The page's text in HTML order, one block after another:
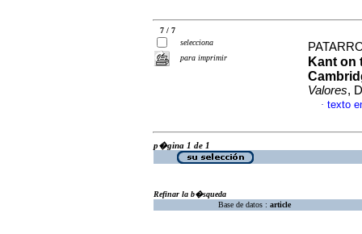
7 / 7
selecciona
para imprimir
Kant on
Valores,
· texto
p�gina 1 de 1
Refinar la b�squeda
Base de datos : article